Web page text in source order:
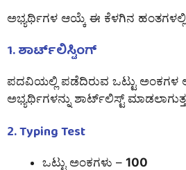
ಅಭ್ಯರ್ಥಿಗಳ ಆಯ್ಕೆ ಈ ಕೆಳಗಿನ
1. ಶಾರ್ಟ್‌ಲಿಸ್ಟಿಂಗ್
ಪದವಿಯಲ್ಲಿ ಪಡೆದಿರುವ ಒಟ್ಟು ಅಂಕಗಳ
ಅಭ್ಯರ್ಥಿಗಳನ್ನು ಶಾರ್ಟ್‌ಲಿಸ್ಟ್
2. Typing Test
ಒಟ್ಟು ಅಂಕಗಳು – 100